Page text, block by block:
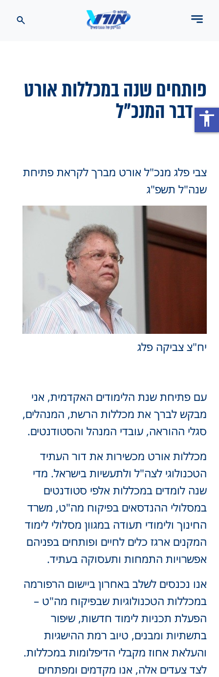
פותחים שנה במכללות אורט
– דבר המנכ"ל
צבי פלג מנכ"ל אורט מברך לקראת פתיחת
שנה"ל תשפ"ג
יח"צ צביקה פלג
עם פתיחת שנת הלימודים האקדמית, אני
מבקש לברך את מכללות הרשת, המנהלים,
סגלי ההוראה, עובדי המנהל והסטודנטים.
מכללות אורט מכשירות את דור העתיד
הטכנולוגי לצה"ל ולתעשיות בישראל. מדי
שנה לומדים במכללות אלפי סטודנטים
במסלולי ההנדסאים בפיקוח מה"ט, משרד
החינוך ולימודי תעודה במגוון מסלולי לימוד
המקנים ארגז כלים לחיים ופותחים בפניהם
אפשרויות התמחות ותעסוקה בעתיד.
אנו נכנסים לשלב באחרון ביישום הרפורמה
במכללות הטכנולוגיות שבפיקוח מה"ט –
הפעלת תכניות לימוד חדשות, שיפור
בתשתיות ומבנים, טיוב רמת ההישגיות
והעלאת אחוז מקבלי הדיפלומות במכללות.
לצד צעדים אלה, אנו מקדמים ומפתחים
accessibility